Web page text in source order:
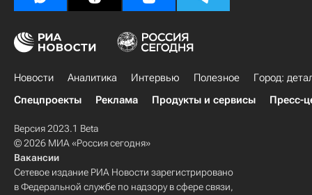
Новости Аналитика Интервью Полезное
Город:
Спецпроекты
Реклама Продукты и сервисы Пресс-
Версия 2023.1 Beta
© 2026 МИА «Россия сегодня»
Вакансии
Сетевое издание РИА Новости зарегистрировано
в Федеральной службе по надзору в сфере связи,